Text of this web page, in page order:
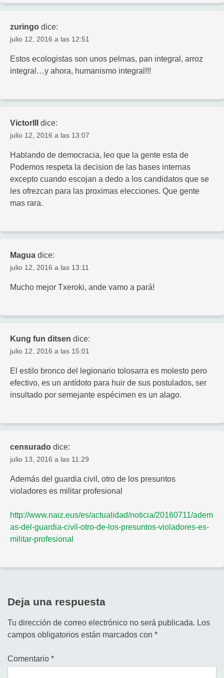
zuringo dice:
julio 12, 2016 a las 12:51
Estos ecologistas son unos pelmas, pan integral, arroz
integral…y ahora, humanismo integral!!!
VictorIII dice:
julio 12, 2016 a las 13:07
Hablando de democracia, leo que la gente esta de
Podemos respeta la decision de las bases internas
excepto cuando escojan a dedo a los candidatos que se
les ofrezcan para las proximas elecciones. Que gente
mas rara.
Magua dice:
julio 12, 2016 a las 13:11
Mucho mejor Txeroki, ande vamo a pará!
Kung fun ditsen dice:
julio 12, 2016 a las 15:01
El estilo bronco del legionario tolosarra es molesto pero
efectivo, es un antídoto para huir de sus postulados, ser
insultado por semejante espécimen es un alago.
censurado dice:
julio 13, 2016 a las 11:29
Además del guardia civil, otro de los presuntos
violadores es militar profesional
http://www.naiz.eus/es/actualidad/noticia/20160711/adem
as-del-guardia-civil-otro-de-los-presuntos-violadores-es-
militar-profesional
Deja una respuesta
Tu dirección de correo electrónico no será publicada. Los
campos obligatorios están marcados con *
Comentario *